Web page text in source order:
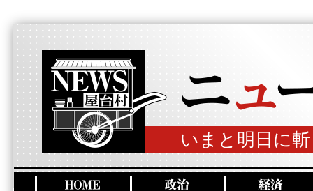
いまと明日に